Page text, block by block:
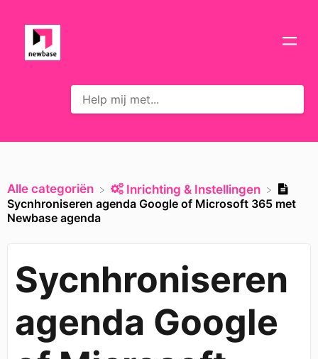
Alle categoriën
​Inrichting & Instellingen
Sycnhroniseren agenda Google of Microsoft 365 met
Newbase agenda
Sycnhroniseren
agenda Google